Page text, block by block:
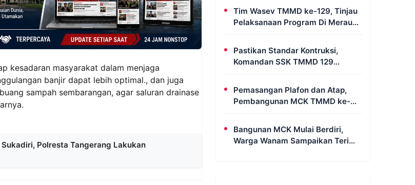
kesadaran masyarakat dalam menjaga
banjir dapat lebih optimal., dan juga
sampah sembarangan, agar saluran drainase
Polresta Tangerang Lakukan
Dikerjakan
Tim Wasev TMMD ke-129, Tinjau
Pelaksanaan Program Di Merauke
– Papua Selatan
Pastikan Standar Kontruksi,
Komandan SSK TMMD 129
Intensif Awasi Pembangunan
Pemasangan Plafon dan Atap,
Pembangunan MCK TMMD ke-
129 di Kampung Wanam Hampir
Bangunan MCK Mulai Berdiri,
Warga Wanam Sampaikan Terima